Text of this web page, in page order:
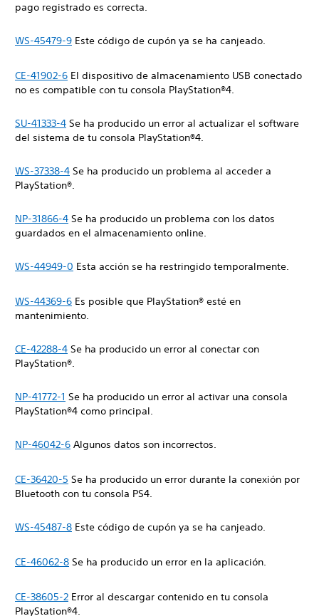
pago registrado es correcta.
WS-45479-9 Este código de cupón ya se ha canjeado.
CE-41902-6 El dispositivo de almacenamiento USB conectado
no es compatible con tu consola PlayStation®4.
SU-41333-4 Se ha producido un error al actualizar el software
del sistema de tu consola ‎PlayStation®4.
WS-37338-4 Se ha producido un problema al acceder a
PlayStation®.
NP-31866-4 Se ha producido un problema con los datos
guardados en el almacenamiento online.
WS-44949-0 Esta acción se ha restringido temporalmente.
WS-44369-6 Es posible que PlayStation® esté en
mantenimiento.
CE-42288-4 Se ha producido un error al conectar con
PlayStation®.
NP-41772-1 Se ha producido un error al activar una consola
PlayStation®4 como principal.
NP-46042-6 Algunos datos son incorrectos.
CE-36420-5 Se ha producido un error durante la conexión por
Bluetooth con tu consola PS4.
WS-45487-8 Este código de cupón ya se ha canjeado.
CE-46062-8 Se ha producido un error en la aplicación.
CE-38605-2 Error al descargar contenido en tu consola
PlayStation®4.